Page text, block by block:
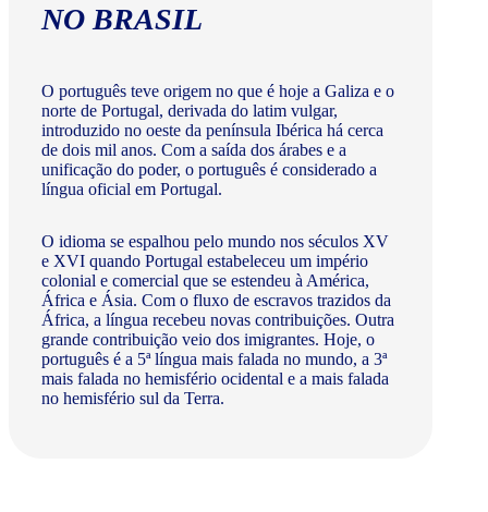
NO BRASIL
O português teve origem no que é hoje a Galiza e o
norte de Portugal, derivada do latim vulgar,
introduzido no oeste da península Ibérica há cerca
de dois mil anos. Com a saída dos árabes e a
unificação do poder, o português é considerado a
língua oficial em Portugal.
O idioma se espalhou pelo mundo nos séculos XV
e XVI quando Portugal estabeleceu um império
colonial e comercial que se estendeu à América,
África e Ásia. Com o fluxo de escravos trazidos da
África, a língua recebeu novas contribuições. Outra
grande contribuição veio dos imigrantes. Hoje, o
português é a 5ª língua mais falada no mundo, a 3ª
mais falada no hemisfério ocidental e a mais falada
no hemisfério sul da Terra.